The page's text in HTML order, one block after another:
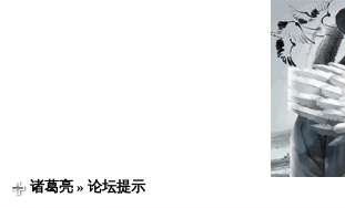
诸葛亮» 论坛提示